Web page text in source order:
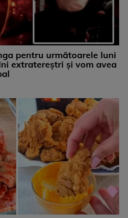
pentru următoarele luni
extratereștri și vom avea